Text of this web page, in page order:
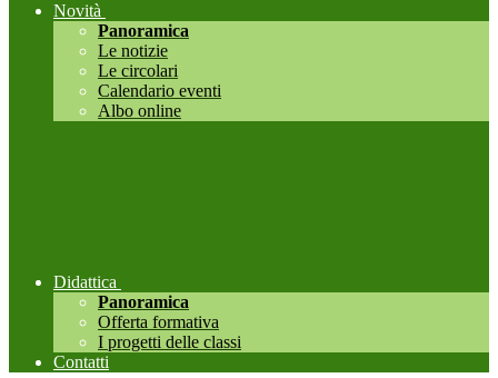
Novità
Panoramica
Le notizie
Le circolari
Calendario eventi
Albo online
Didattica
Panoramica
Offerta formativa
I progetti delle classi
Contatti